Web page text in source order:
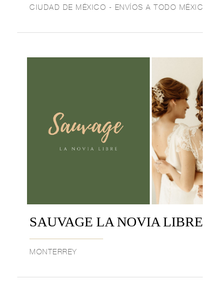
CIUDAD DE MÉXICO - ENVÍOS A TODO MÉXICO
SAUVAGE LA NOVIA LIBRE
MONTERREY